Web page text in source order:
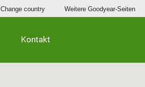
Kontakt
Change country Weitere Goodyear-Seiten